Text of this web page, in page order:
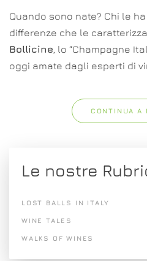
Quando sono nate? Chi le
differenze che le
Bollicine, lo “Champagne
oggi amate dagli esperti di
CONTINUA A
Le nostre
LOST BALLS IN ITALY
WINE TALES
WALKS OF WINES